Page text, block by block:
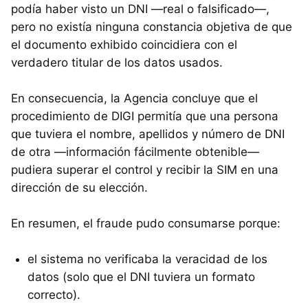
podía haber visto un DNI —real o falsificado—,
pero no existía ninguna constancia objetiva de que
el documento exhibido coincidiera con el
verdadero titular de los datos usados.
En consecuencia, la Agencia concluye que el
procedimiento de DIGI permitía que una persona
que tuviera el nombre, apellidos y número de DNI
de otra —información fácilmente obtenible—
pudiera superar el control y recibir la SIM en una
dirección de su elección.
En resumen, el fraude pudo consumarse porque:
el sistema no verificaba la veracidad de los
datos (solo que el DNI tuviera un formato
correcto).